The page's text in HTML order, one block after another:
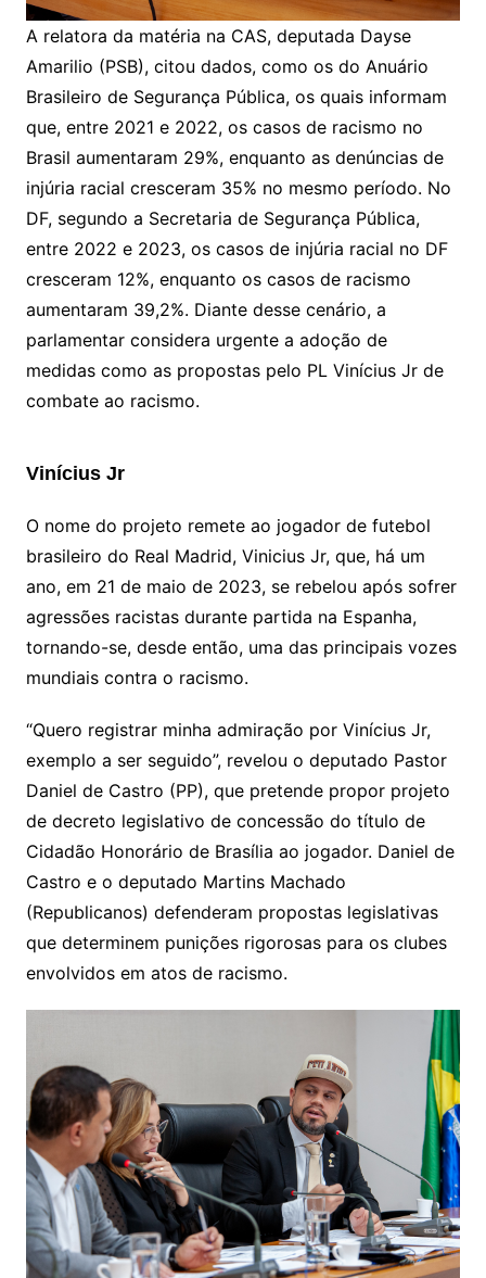
A relatora da matéria na CAS, deputada Dayse
Amarilio (PSB), citou dados, como os do Anuário
Brasileiro de Segurança Pública, os quais informam
que, entre 2021 e 2022, os casos de racismo no
Brasil aumentaram 29%, enquanto as denúncias de
injúria racial cresceram 35% no mesmo período. No
DF, segundo a Secretaria de Segurança Pública,
entre 2022 e 2023, os casos de injúria racial no DF
cresceram 12%, enquanto os casos de racismo
aumentaram 39,2%. Diante desse cenário, a
parlamentar considera urgente a adoção de
medidas como as propostas pelo PL Vinícius Jr de
combate ao racismo.
Vinícius Jr
O nome do projeto remete ao jogador de futebol
brasileiro do Real Madrid, Vinicius Jr, que, há um
ano, em 21 de maio de 2023, se rebelou após sofrer
agressões racistas durante partida na Espanha,
tornando-se, desde então, uma das principais vozes
mundiais contra o racismo.
“Quero registrar minha admiração por Vinícius Jr,
exemplo a ser seguido”, revelou o deputado Pastor
Daniel de Castro (PP), que pretende propor projeto
de decreto legislativo de concessão do título de
Cidadão Honorário de Brasília ao jogador. Daniel de
Castro e o deputado Martins Machado
(Republicanos) defenderam propostas legislativas
que determinem punições rigorosas para os clubes
envolvidos em atos de racismo.